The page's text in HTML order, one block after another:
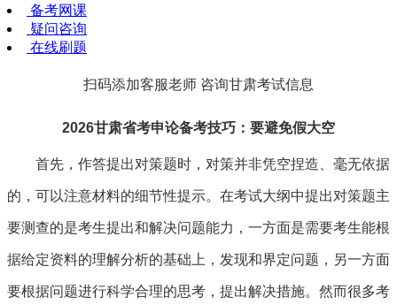
备考网课
疑问咨询
在线刷题
扫码添加客服老师 咨询甘肃考试信息
2026甘肃省考申论备考技巧：要避免假大空
首先，作答提出对策题时，对策并非凭空捏造、毫无依据
的，可以注意材料的细节性提示。在考试大纲中提出对策题主
要测查的是考生提出和解决问题能力，一方面是需要考生能根
据给定资料的理解分析的基础上，发现和界定问题，另一方面
要根据问题进行科学合理的思考，提出解决措施。然而很多考